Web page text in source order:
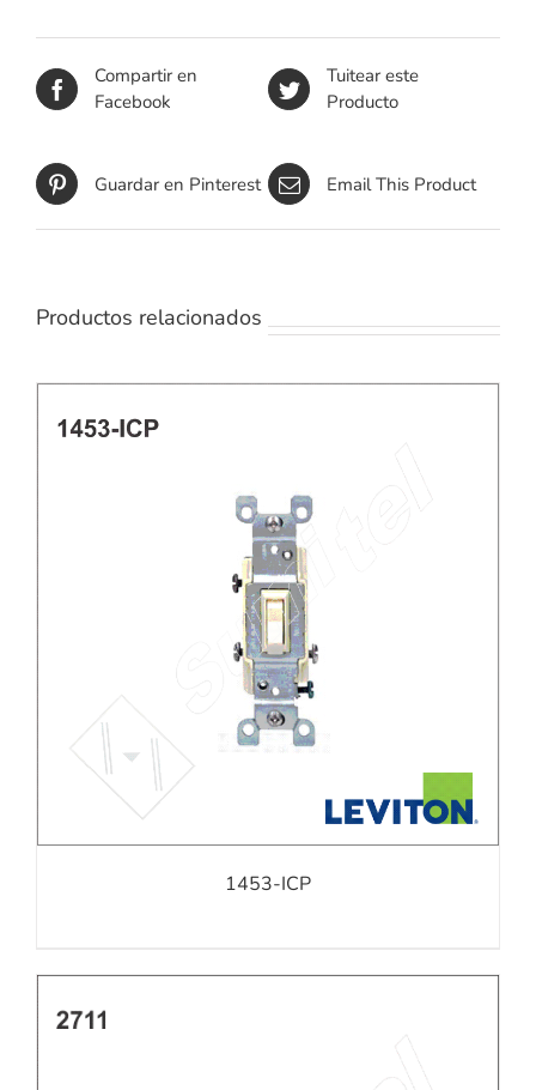
Compartir en
Facebook
Tuitear este
Producto
Guardar en Pinterest Email This Product
Productos relacionados
1453-ICP